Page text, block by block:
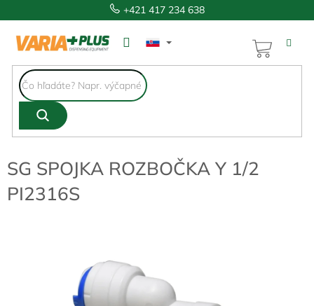
na
obsah
+421 417 234 638
KOŠÍK
SG SPOJKA ROZBOČKA Y 1/2
PI2316S